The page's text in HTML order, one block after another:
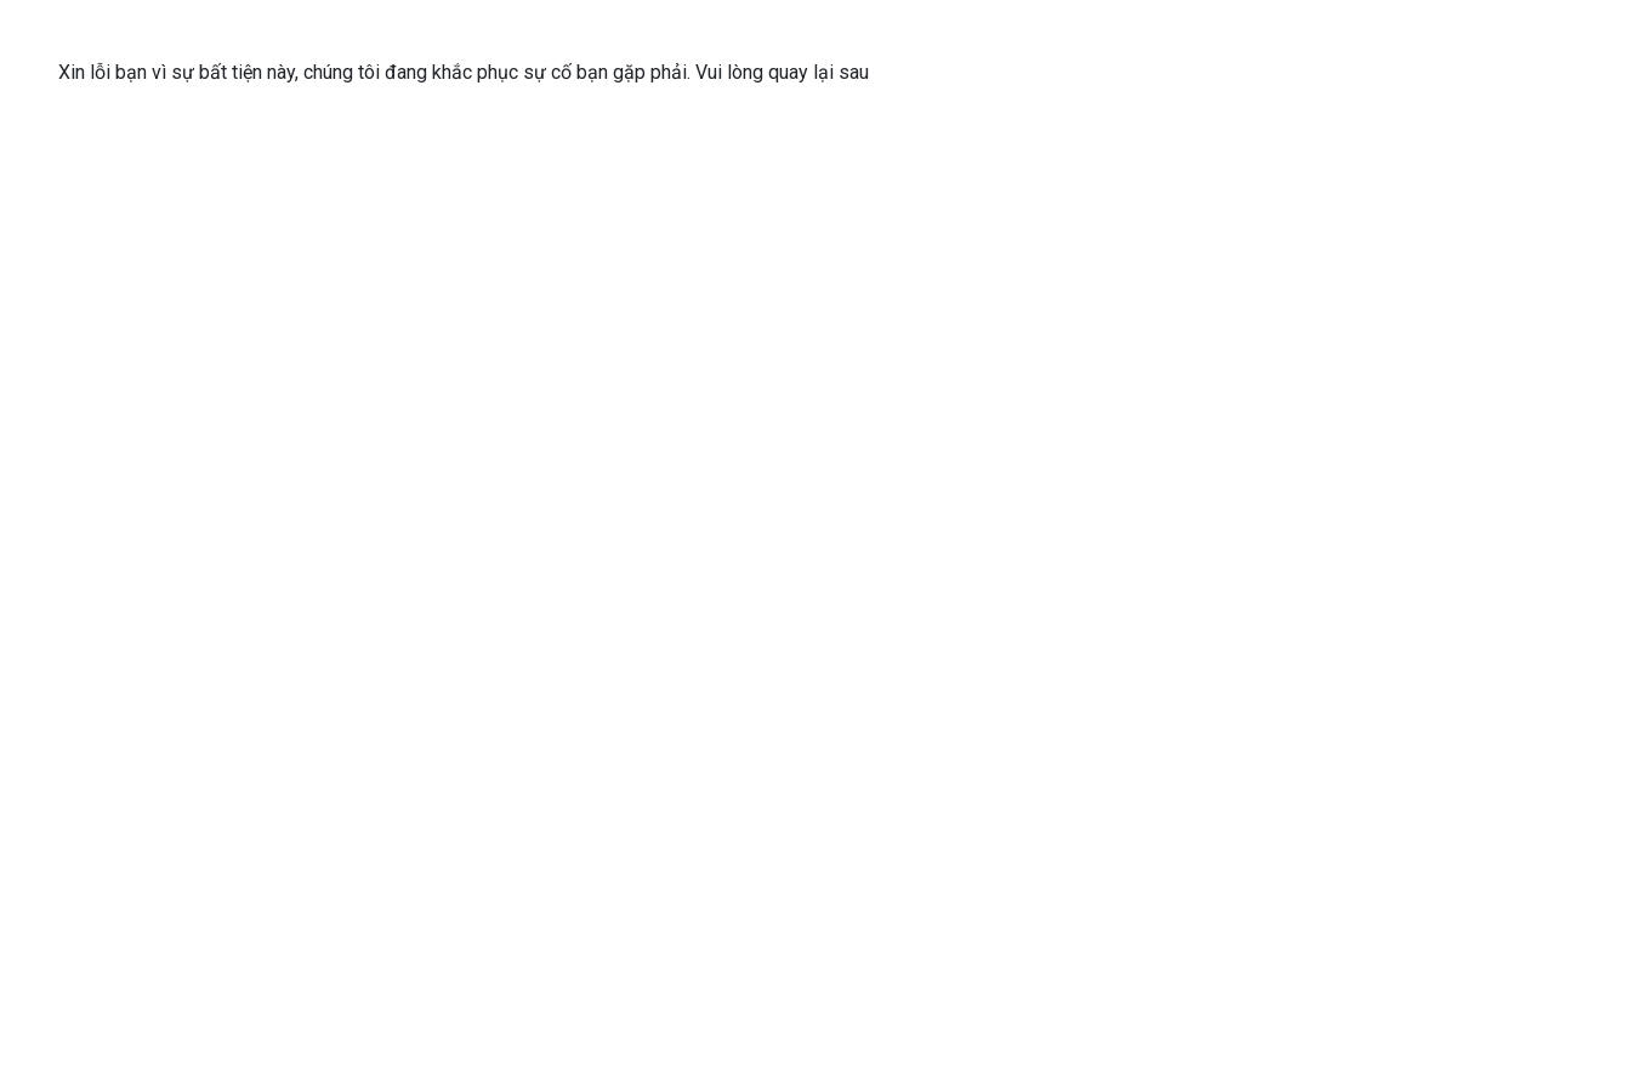
Xin lỗi bạn vì sự bất tiện này, chúng tôi đang khắc phục sự cố bạn gặp phải. Vui lòng quay lại sau